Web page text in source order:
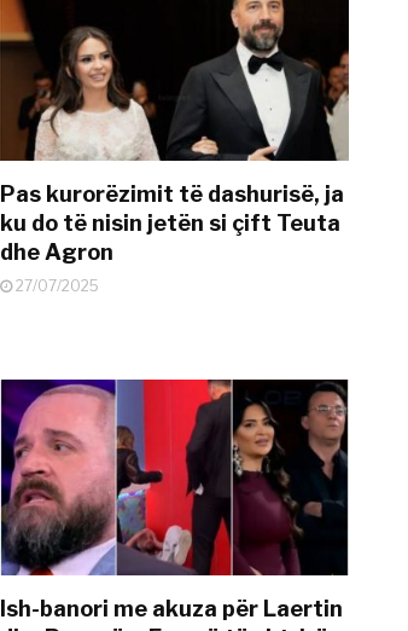
Pas kurorëzimit të dashurisë, ja
ku do të nisin jetën si çift Teuta
dhe Agron
27/07/2025
Ish-banori me akuza për Laertin